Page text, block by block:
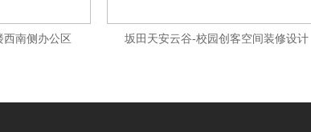
西南侧办公区 坂田天安云谷-校园创客空间装修设计